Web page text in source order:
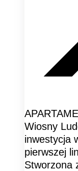
Wiosny
inwestycja
pierwszej
Stworzona